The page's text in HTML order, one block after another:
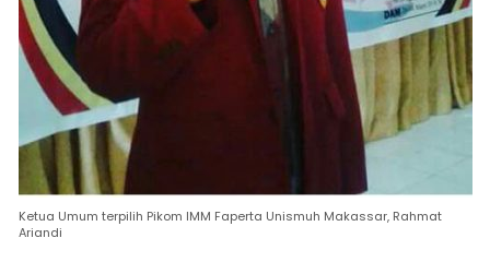
Ketua Umum terpilih Pikom IMM Faperta Unismuh Makassar, Rahmat
Ariandi